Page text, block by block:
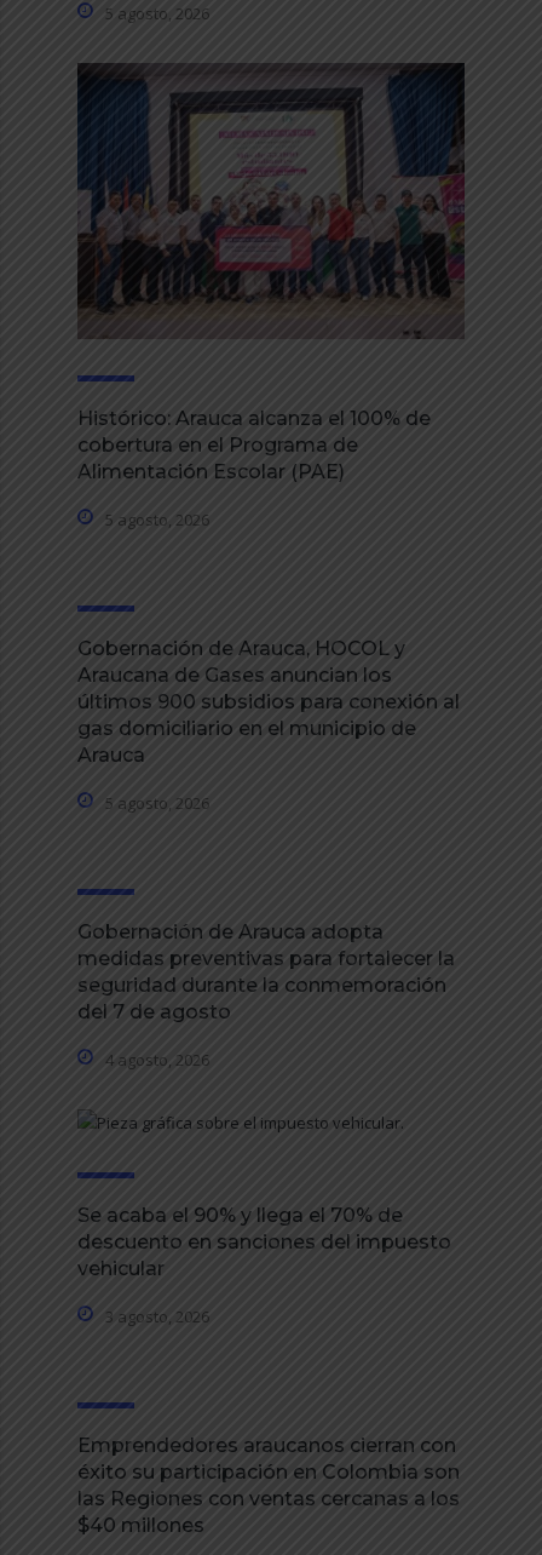
5 agosto, 2026
Histórico: Arauca alcanza el 100% de
cobertura en el Programa de
Alimentación Escolar (PAE)
5 agosto, 2026
Gobernación de Arauca, HOCOL y
Araucana de Gases anuncian los
últimos 900 subsidios para conexión al
gas domiciliario en el municipio de
Arauca
5 agosto, 2026
Gobernación de Arauca adopta
medidas preventivas para fortalecer la
seguridad durante la conmemoración
del 7 de agosto
4 agosto, 2026
Se acaba el 90% y llega el 70% de
descuento en sanciones del impuesto
vehicular
3 agosto, 2026
Emprendedores araucanos cierran con
éxito su participación en Colombia son
las Regiones con ventas cercanas a los
$40 millones